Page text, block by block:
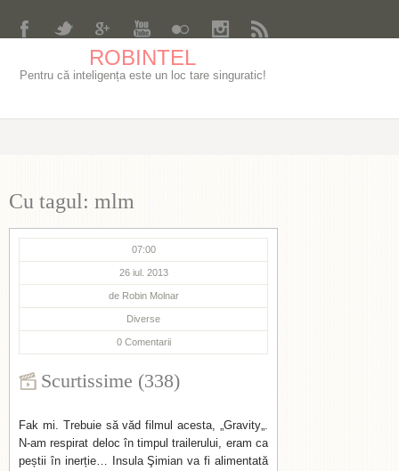
ROBINTEL
Pentru că inteligența este un loc tare singuratic!
Cu tagul: mlm
07:00
26 iul. 2013
de Robin Molnar
Diverse
0 Comentarii
Scurtissime (338)
Fak mi. Trebuie să văd filmul acesta, „Gravity„.
N-am respirat deloc în timpul trailerului, eram ca
peștii în inerție… Insula Şimian va fi alimentată